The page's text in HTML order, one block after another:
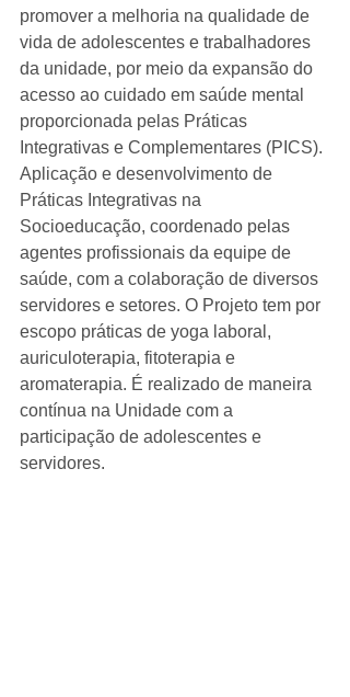
promover a melhoria na qualidade de
vida de adolescentes e trabalhadores
da unidade, por meio da expansão do
acesso ao cuidado em saúde mental
proporcionada pelas Práticas
Integrativas e Complementares (PICS).
Aplicação e desenvolvimento de
Práticas Integrativas na
Socioeducação, coordenado pelas
agentes profissionais da equipe de
saúde, com a colaboração de diversos
servidores e setores. O Projeto tem por
escopo práticas de yoga laboral,
auriculoterapia, fitoterapia e
aromaterapia. É realizado de maneira
contínua na Unidade com a
participação de adolescentes e
servidores.